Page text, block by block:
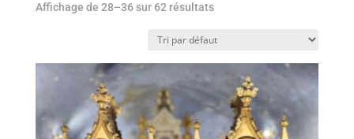
Affichage de 28–36 sur 62 résultats